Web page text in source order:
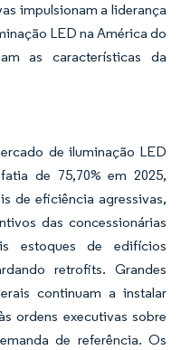
impulsionam a liderança
LED na América do
as características da
de iluminação LED
de 75,70% em 2025,
de eficiência agressivas,
das concessionárias
estoques de edifícios
retrofits. Grandes
continuam a instalar
ordens executivas sobre
de referência. Os